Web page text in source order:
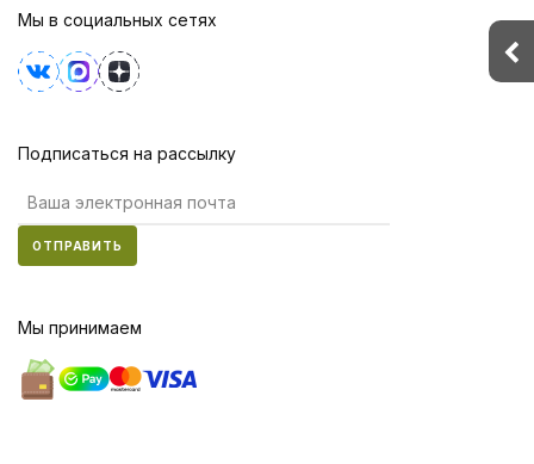
Мы в социальных сетях
Подписаться на рассылку
ОТПРАВИТЬ
Мы принимаем